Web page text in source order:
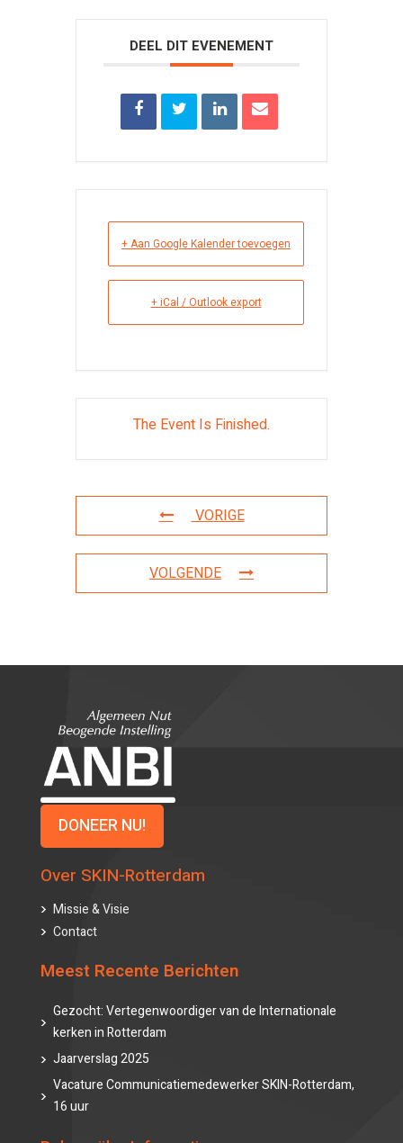
DEEL DIT EVENEMENT
+ Aan Google Kalender toevoegen
+ iCal / Outlook export
The Event Is Finished.
VORIGE
VOLGENDE
DONEER NU!
Over SKIN-Rotterdam
Missie & Visie
Contact
Meest Recente Berichten
Gezocht: Vertegenwoordiger van de Internationale
kerken in Rotterdam
Jaarverslag 2025
Vacature Communicatiemedewerker SKIN-Rotterdam,
16 uur